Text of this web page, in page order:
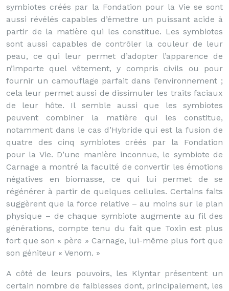
symbiotes créés par la Fondation pour la Vie se sont
aussi révélés capables d’émettre un puissant acide à
partir de la matière qui les constitue. Les symbiotes
sont aussi capables de contrôler la couleur de leur
peau, ce qui leur permet d’adopter l’apparence de
n’importe quel vêtement, y compris civils ou pour
fournir un camouflage parfait dans l’environnement ;
cela leur permet aussi de dissimuler les traits faciaux
de leur hôte. Il semble aussi que les symbiotes
peuvent combiner la matière qui les constitue,
notamment dans le cas d’Hybride qui est la fusion de
quatre des cinq symbiotes créés par la Fondation
pour la Vie. D’une manière inconnue, le symbiote de
Carnage a montré la faculté de convertir les émotions
négatives en biomasse, ce qui lui permet de se
régénérer à partir de quelques cellules. Certains faits
suggèrent que la force relative – au moins sur le plan
physique – de chaque symbiote augmente au fil des
générations, compte tenu du fait que Toxin est plus
fort que son « père » Carnage, lui-même plus fort que
son géniteur « Venom. »
A côté de leurs pouvoirs, les Klyntar présentent un
certain nombre de faiblesses dont, principalement, les